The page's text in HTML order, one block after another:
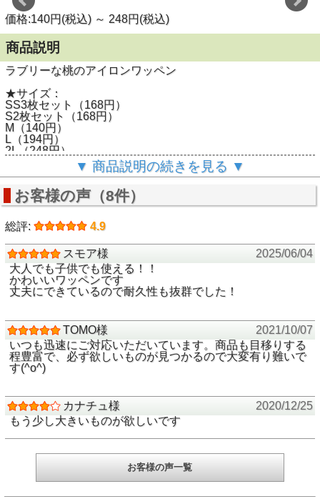
価格:140円(税込) ～ 248円(税込)
商品説明
ラブリーな桃のアイロンワッペン
★サイズ：
SS3枚セット（168円）
S2枚セット（168円）
M（140円）
L（194円）
2L（248円）
★大きさ：
SSサイズ よこ：約1.6ｃｍ たて：約1.2ｃｍ
Sサイズ よこ：約2.5ｃｍ たて：約1.9ｃｍ
Mサイズ よこ：約4ｃｍ たて：約3.1ｃｍ
Lサイズ よこ：約5.3ｃｍ たて：約4.1ｃｍ
2Lサイズ よこ：約6.4ｃｍ たて：約5.3ｃｍ
★色：ピンク/ベビーピンク/オフホワイト
★素材：フェルト（ポリエステル100％）
★アイロン取付：○
ださい）
★注意事項：
閲覧環境によって実物と色が違って見えることがありますの
でご了承ください
▼ 商品説明の続きを見る ▼
お客様の声（8件）
総評: 4.9
スモア様
2025/06/04
大人でも子供でも使える！！
かわいいワッペンです
丈夫にできているので耐久性も抜群でした！
TOMO様
2021/10/07
いつも迅速にご対応いただいています。商品も目移りする
程豊富で、必ず欲しいものが見つかるので大変有り難いで
す(^o^)
カナチュ様
2020/12/25
もう少し大きいものが欲しいです
お客様の声一覧